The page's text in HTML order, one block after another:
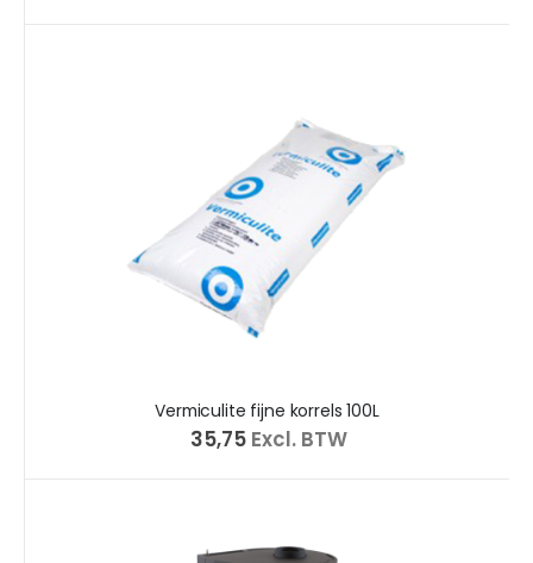
Vermiculite fijne korrels 100L
€ 35,75 Excl. BTW